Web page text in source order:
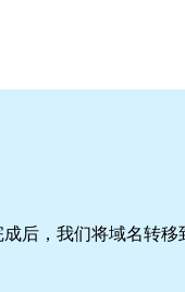
后，我们将域名转移